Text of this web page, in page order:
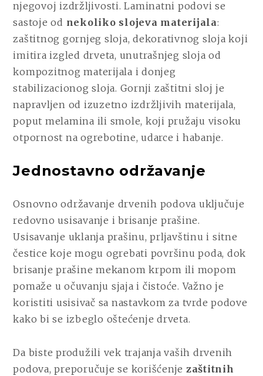
njegovoj izdržljivosti. Laminatni podovi se
sastoje od nekoliko slojeva materijala:
zaštitnog gornjeg sloja, dekorativnog sloja koji
imitira izgled drveta, unutrašnjeg sloja od
kompozitnog materijala i donjeg
stabilizacionog sloja. Gornji zaštitni sloj je
napravljen od izuzetno izdržljivih materijala,
poput melamina ili smole, koji pružaju visoku
otpornost na ogrebotine, udarce i habanje.
Jednostavno održavanje
Osnovno održavanje drvenih podova uključuje
redovno usisavanje i brisanje prašine.
Usisavanje uklanja prašinu, prljavštinu i sitne
čestice koje mogu ogrebati površinu poda, dok
brisanje prašine mekanom krpom ili mopom
pomaže u očuvanju sjaja i čistoće. Važno je
koristiti usisivač sa nastavkom za tvrde podove
kako bi se izbeglo oštećenje drveta.
Da biste produžili vek trajanja vaših drvenih
podova, preporučuje se korišćenje zaštitnih